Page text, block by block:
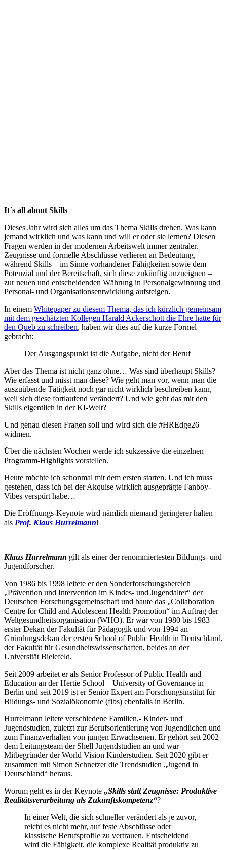
It´s all about Skills
Dieses Jahr wird sich alles um das Thema Skills drehen. Was kann
jemand wirklich und was kann und will er oder sie lernen? Diesen
Fragen werden in der modernen Arbeitswelt immer zentraler.
Zeugnisse und formelle Abschlüsse verlieren an Bedeutung,
während Skills – im Sinne vorhandener Fähigkeiten sowie dem
Potenzial und der Bereitschaft, sich diese zukünftig anzueignen –
zur neuen und entscheidenden Währung in Personalgewinnung und
Personal- und Organisationsentwicklung aufsteigen.
In einem Whitepaper zu diesem Thema, das ich kürzlich gemeinsam
mit dem geschätzten Kollegen Harald Ackerschott die Ehre hatte für
den Queb zu schreiben, haben wir dies auf die kurze Formel
gebracht:
Der Ausgangspunkt ist die Aufgabe, nicht der Beruf
Aber das Thema ist nicht ganz ohne… Was sind überhaupt Skills?
Wie erfasst und misst man diese? Wie geht man vor, wenn man die
auszuübende Tätigkeit noch gar nicht wirklich beschreiben kann,
weil sich diese fortlaufend verändert? Und wie geht das mit den
Skills eigentlich in der KI-Welt?
Und genau diesen Fragen soll und wird sich die #HREdge26
widmen.
Über die nächsten Wochen werde ich sukzessive die einzelnen
Programm-Highlights vorstellen.
Heute möchte ich schonmal mit dem ersten starten. Und ich muss
gestehen, dass ich bei der Akquise wirklich ausgeprägte Fanboy-
Vibes verspürt habe…
Die Eröffnungs-Keynote wird nämlich niemand geringerer halten
als Prof. Klaus Hurrelmann!
Klaus Hurrelmann gilt als einer der renommiertesten Bildungs- und
Jugendforscher.
Von 1986 bis 1998 leitete er den Sonderforschungsbereich
„Prävention und Intervention im Kindes- und Jugendalter“ der
Deutschen Forschungsgemeinschaft und baute das „Collaboration
Centre for Child and Adolescent Health Promotion“ im Auftrag der
Weltgesundheitsorganisation (WHO). Er war von 1980 bis 1983
erster Dekan der Fakultät für Pädagogik und von 1994 an
Gründungsdekan der ersten School of Public Health in Deutschland,
der Fakultät für Gesundheitswissenschaften, beides an der
Universität Bielefeld.
Seit 2009 arbeitet er als Senior Professor of Public Health and
Education an der Hertie School – University of Governance in
Berlin und seit 2019 ist er Senior Expert am Forschungsinstitut für
Bildungs- und Sozialökonomie (fibs) ebenfalls in Berlin.
Hurrelmann leitete verschiedene Familien,- Kinder- und
Jugendstudien, zuletzt zur Berufsorientierung von Jugendlichen und
zum Finanzverhalten von jungen Erwachsenen. Er gehört seit 2002
dem Leitungsteam der Shell Jugendstudien an und war
Mitbegründer der World Vision Kinderstudien. Seit 2020 gibt er
zusammen mit Simon Schnetzer die Trendstudien „Jugend in
Deutschland“ heraus.
Worum geht es in der Keynote „Skills statt Zeugnisse: Produktive
Realitätsverarbeitung als Zukunftskompetenz“?
In einer Welt, die sich schneller verändert als je zuvor,
reicht es nicht mehr, auf feste Abschlüsse oder
klassische Berufsprofile zu vertrauen. Entscheidend
wird die Fähigkeit, die komplexe Realität produktiv zu